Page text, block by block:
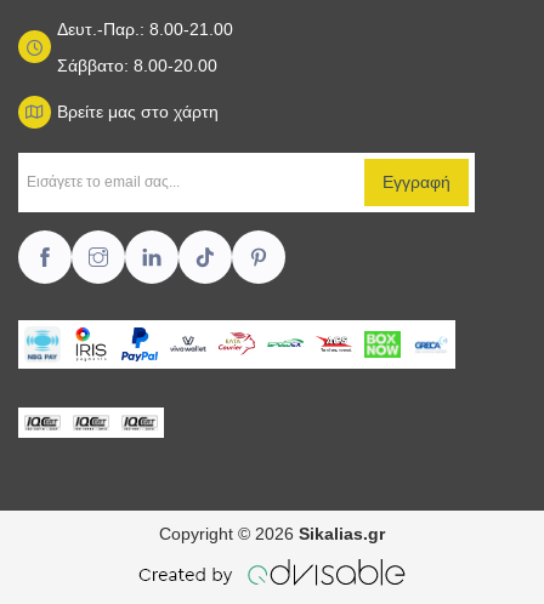
Δευτ.-Παρ.: 8.00-21.00
Σάββατο: 8.00-20.00
Βρείτε μας στο χάρτη
Copyright © 2026 Sikalias.gr